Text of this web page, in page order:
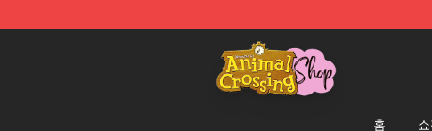
Animal Crossing Shop - Official Animal Crossing
홈